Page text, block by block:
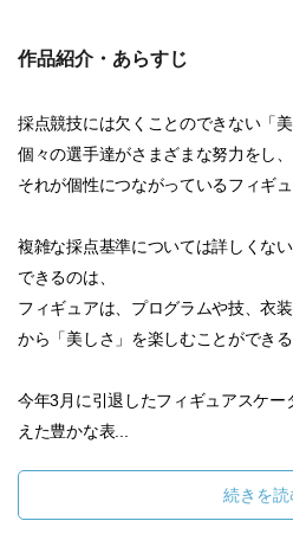
作品紹介・あらすじ
採点競技には欠くことのできない「
個々の選手達がさまざまな努力をし、
それが個性につながっているフィギュ
複雑な採点基準については詳しくな
できるのは、
フィギュアは、プログラムや技、衣
から「美しさ」を楽しむことができる
今年3月に引退したフィギュアスケー
えた豊かな表...
続きを読